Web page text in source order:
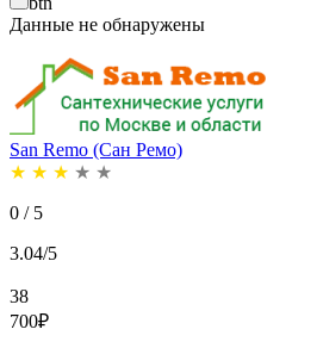
Данные не обнаружены
San Remo (Сан Ремо)
★ ★ ★ ★ ★
0 / 5
3.04/5
38
700₽